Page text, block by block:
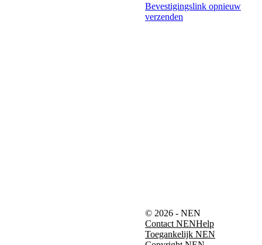
Bevestigingslink opnieuw
verzenden
© 2026 - NEN
Contact NENHelp
Toegankelijk NEN